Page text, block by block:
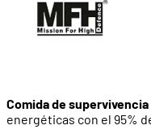
Comida de supervivencia
energéticas con el 95%